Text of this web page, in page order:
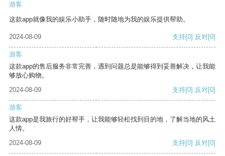
游客
这款app就像我的娱乐小助手，随时随地为我的娱乐提供帮助。
2024-08-09 支持[0] 反对[0]
游客
这款app的售后服务非常完善，遇到问题总是能够得到妥善解决，让我能
够放心购物。
2024-08-09
支持[0] 反对[0]
游客
这款app是我旅行的好帮手，让我能够轻松找到目的地，了解当地的风土
人情。
2024-08-09
支持[0] 反对[0]